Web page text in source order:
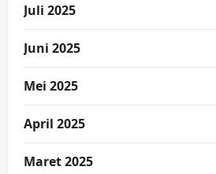
Juli 2025
Juni 2025
Mei 2025
April 2025
Maret 2025